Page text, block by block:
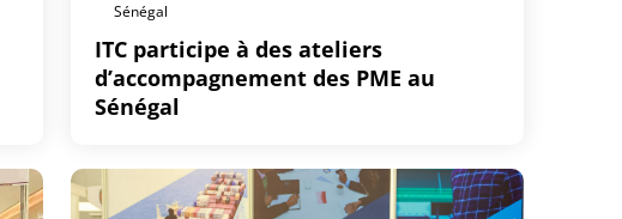
Sénégal
ITC participe à des ateliers
d’accompagnement des PME au
Sénégal